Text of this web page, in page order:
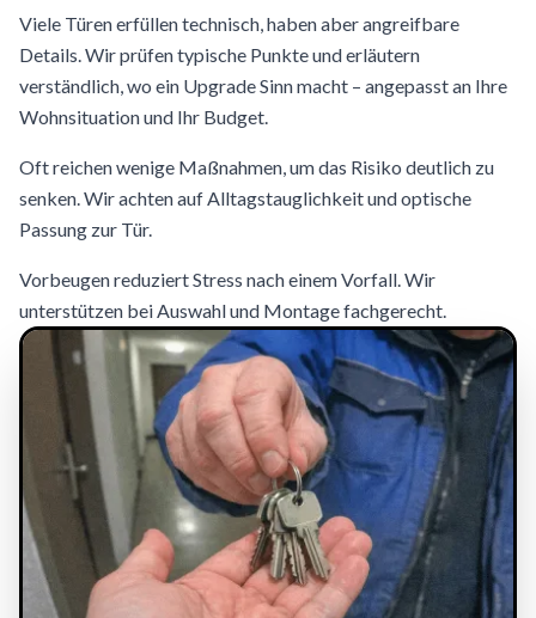
Viele Türen erfüllen technisch, haben aber angreifbare
Details. Wir prüfen typische Punkte und erläutern
verständlich, wo ein Upgrade Sinn macht – angepasst an Ihre
Wohnsituation und Ihr Budget.
Oft reichen wenige Maßnahmen, um das Risiko deutlich zu
senken. Wir achten auf Alltagstauglichkeit und optische
Passung zur Tür.
Vorbeugen reduziert Stress nach einem Vorfall. Wir
unterstützen bei Auswahl und Montage fachgerecht.